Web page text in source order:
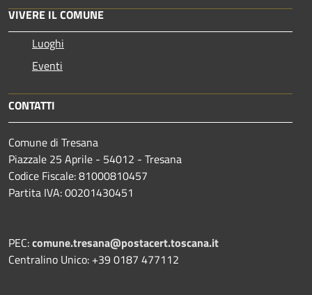
VIVERE IL COMUNE
Luoghi
Eventi
CONTATTI
Comune di Tresana
Piazzale 25 Aprile - 54012 - Tresana
Codice Fiscale: 81000810457
Partita IVA: 00201430451
PEC:comune.tresana@postacert.toscana.it
Centralino Unico: +39 0187 477112